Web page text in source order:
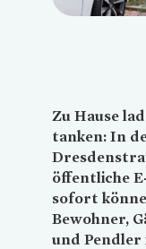
Zu Hause
tanken: In
öffentliche
sofort
Bewohner,
und